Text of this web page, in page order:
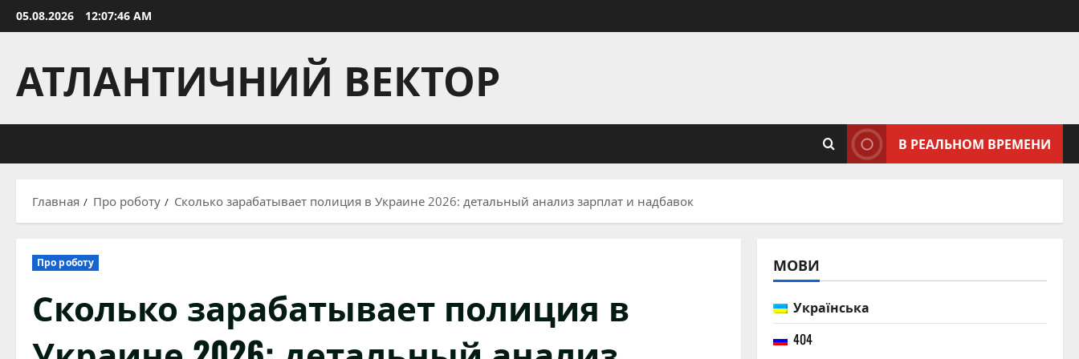
Перейти
к
05.08.2026 12:07:47 AM
АТЛАНТИЧНИЙ ВЕКТОР
В РЕАЛЬНОМ ВРЕМЕНИ
Главная Про роботу Сколько зарабатывает полиция в Украине 2026: детальный анализ зарплат и надбавок
Про роботу
Сколько зарабатывает полиция в
МОВИ
Українська
404